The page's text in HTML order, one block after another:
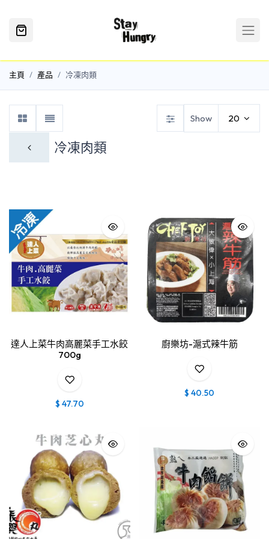
主頁 產品 冷凍肉類
冷凍肉類
Show 20
達人上菜牛肉高麗菜手工水餃
700g
$ 47.70
廚樂坊-滬式辣牛筋
$40.50